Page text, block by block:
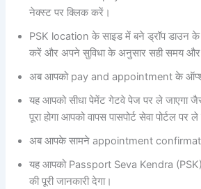
नेक्स्ट पर क्लिक करें।
PSK location के साइड में बने ड्रॉप डाउन
करें और अपने सुविधा के अनुसार सही समय और
अब आपको pay and appointment के
यह आपको सीधा पेमेंट गेटवे पेज पर ले जाएगा
पूरा होगा आपको वापस पासपोर्ट सेवा पोर्टल पर ले
अब आपके सामने appointment
यह आपको Passport Seva Kendra
की पूरी जानकारी देगा।